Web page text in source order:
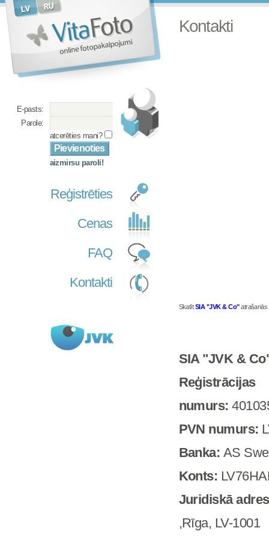
E-pasts:
Parole:
atcerēties mani?
aizmirsu paroli!
Reģistrēties
Cenas
FAQ
Kontakti
Kontakti
SkatītSIA "JVK & Co"atrašanās
SIA "JVK &
Reģistrācijas
numurs:
PVN numurs:
Banka: AS
Konts:
Juridiskā
,Rīga, LV-1001